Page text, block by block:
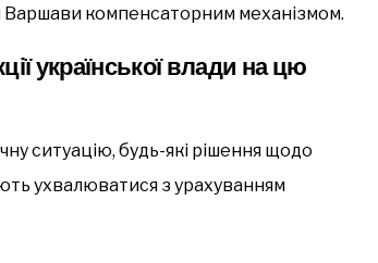
Варшави компенсаторним механізмом.
української влади на цю
ситуацію, будь-які рішення щодо
ухвалюватися з урахуванням